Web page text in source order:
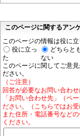
このページに関するアン
このページの情報は役に
役に立っ
た
どちらと
ない
このページに関してご意
ださい。
（ご注意）
回答が必要なお問い合わ
「お問い合わせ先」（ペ
ださい。（こちらではお受
また住所・電話番号など
ください。